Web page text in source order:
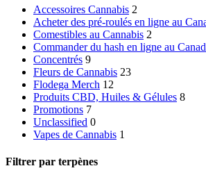
Accessoires Cannabis 2
Acheter des pré-roulés en ligne au
Comestibles au Cannabis 2
Commander du hash en ligne au
Concentrés 9
Fleurs de Cannabis 23
Flodega Merch 12
Produits CBD, Huiles & Gélules 8
Promotions 7
Unclassified 0
Vapes de Cannabis 1
Filtrer par terpènes